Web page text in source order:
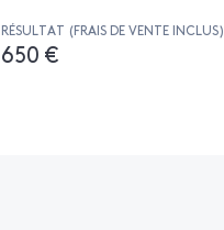
RÉSULTAT (FRAIS DE VENTE INCLUS)
650 €